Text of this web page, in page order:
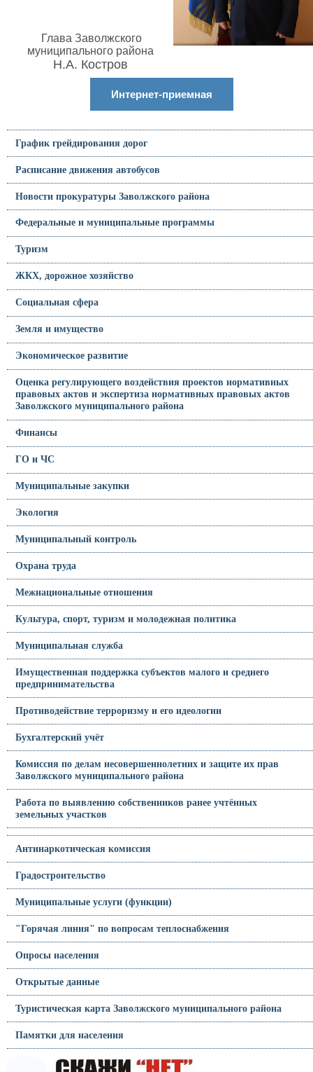
Глава Заволжского
муниципального района
Н.А. Костров
Интернет-приемная
График грейдирования дорог
Расписание движения автобусов
Новости прокуратуры Заволжского района
Федеральные и муниципальные программы
Туризм
ЖКХ, дорожное хозяйство
Социальная сфера
Земля и имущество
Экономическое развитие
Оценка регулирующего воздействия проектов нормативных
правовых актов и экспертиза нормативных правовых актов
Заволжского муниципального района
Финансы
ГО и ЧС
Муниципальные закупки
Экология
Муниципальный контроль
Охрана труда
Межнациональные отношения
Культура, спорт, туризм и молодежная политика
Муниципальная служба
Имущественная поддержка субъектов малого и среднего
предпринимательства
Противодействие терроризму и его идеологии
Бухгалтерский учёт
Комиссия по делам несовершеннолетних и защите их прав
Заволжского муниципального района
Работа по выявлению собственников ранее учтённых
земельных участков
Антинаркотическая комиссия
Градостроительство
Муниципальные услуги (функции)
"Горячая линия" по вопросам теплоснабжения
Опросы населения
Открытые данные
Туристическая карта Заволжского муниципального района
Памятки для населения